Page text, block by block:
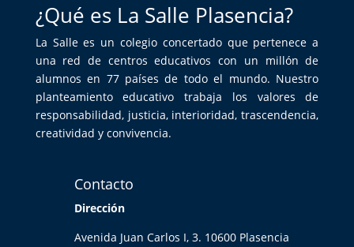
¿Qué es La Salle Plasencia?
La Salle es un colegio concertado que pertenece a
una red de centros educativos con un millón de
alumnos en 77 países de todo el mundo. Nuestro
planteamiento educativo trabaja los valores de
responsabilidad, justicia, interioridad, trascendencia,
creatividad y convivencia.
Contacto
Dirección
Avenida Juan Carlos I, 3. 10600 Plasencia